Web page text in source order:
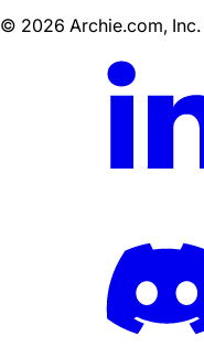
© 2026 Archie.com,